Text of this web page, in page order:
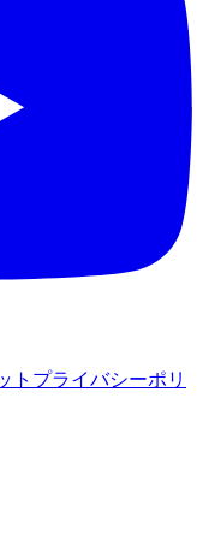
ト プライバシーポリ